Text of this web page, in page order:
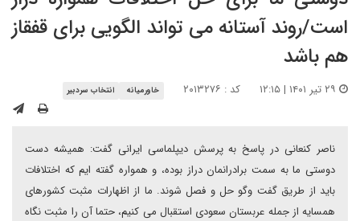
است/روند آستانه می تواند الگویی برای قفقاز
هم باشد
کد : ۲۰۱۳۲۷۶ خاورمیانه انتخاب سردبیر
ناصر کنعانی در پاسخ به پرسش دیپلماسی ایرانی گفت: همیشه دست
دوستی ما به سمت برادرانمان دراز بوده، و همواره گفته ایم که اختلافات
باید از طریق گفت وگو حل و فصل شوند. ما از اظهارات مثبت کشورهای
همسایه از جمله عربستان سعودی استقبال می کنیم، حتما آن را مثبت نگاه